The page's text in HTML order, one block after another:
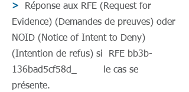
> Réponse aux RFE (Request for
Evidence) (Demandes de preuves) oder
NOID (Notice of Intent to Deny)
(Intention de refus) si RFE bb3b-
136bad5cf58d_ le cas se
présente.